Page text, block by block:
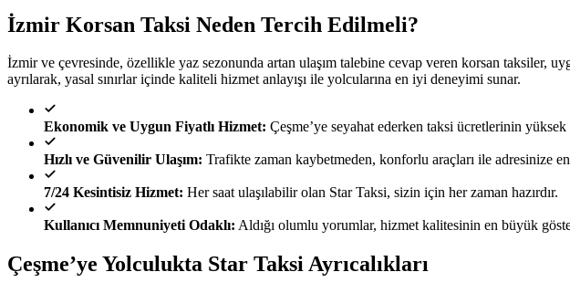
İzmir Korsan Taksi Neden Tercih Edilmeli?
İzmir ve çevresinde, özellikle yaz sezonunda artan ulaşım talebine cevap veren korsan taksiler,
ayrılarak, yasal sınırlar içinde kaliteli hizmet anlayışı ile yolcularına en iyi deneyimi sunar.
Ekonomik ve Uygun Fiyatlı Hizmet: Çeşme’ye seyahat ederken taksi ücretlerinin
Hızlı ve Güvenilir Ulaşım: Trafikte zaman kaybetmeden, konforlu araçları ile adresinize en
7/24 Kesintisiz Hizmet: Her saat ulaşılabilir olan Star Taksi, sizin için her zaman hazırdır.
Kullanıcı Memnuniyeti Odaklı: Aldığı olumlu yorumlar, hizmet kalitesinin en büyük
Çeşme’ye Yolculukta Star Taksi Ayrıcalıkları